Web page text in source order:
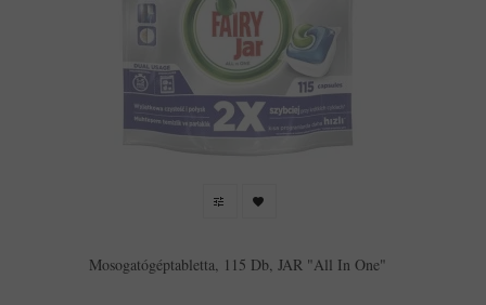
Mosogatógéptabletta, 115 Db, JAR "All In One"